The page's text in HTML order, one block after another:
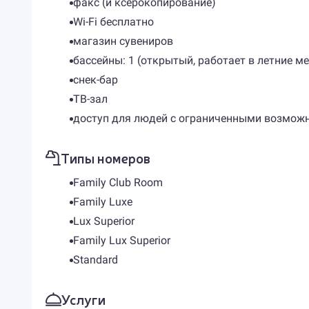
Wi-Fi бесплатно
магазин сувениров
бассейны: 1 (открытый, работает в летние
снек-бар
ТВ-зал
доступ для людей с ограниченными
Типы номеров
Family Club Room
Family Luxe
Lux Superior
Family Lux Superior
Standard
Услуги